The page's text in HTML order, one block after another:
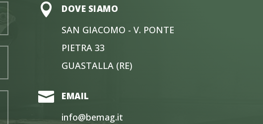
 DOVE SIAMO
SAN GIACOMO - V. PONTE
PIETRA 33
GUASTALLA (RE)
 EMAIL
info@bemag.it